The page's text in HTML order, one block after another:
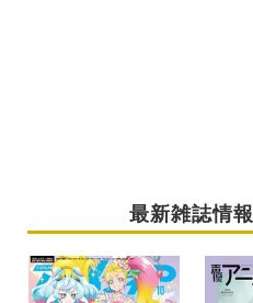
最新雑誌情報